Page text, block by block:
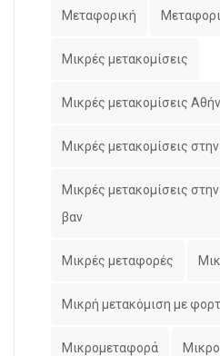
Μεταφορική
Μικρές μετακομίσεις
Μικρές μετακομίσεις
Μικρές μετακομίσεις
Μικρές μετακομίσεις
βαν
Μικρές μεταφορές
Μικρή μετακόμιση με
Μικρομεταφορά